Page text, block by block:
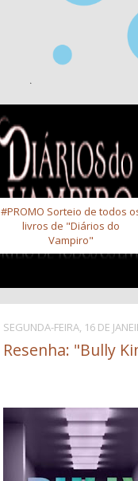
#PROMO Sorteio de todos
livros de "Diários do
Vampiro"
SEGUNDA-FEIRA, 16 DE
Resenha: "Bully